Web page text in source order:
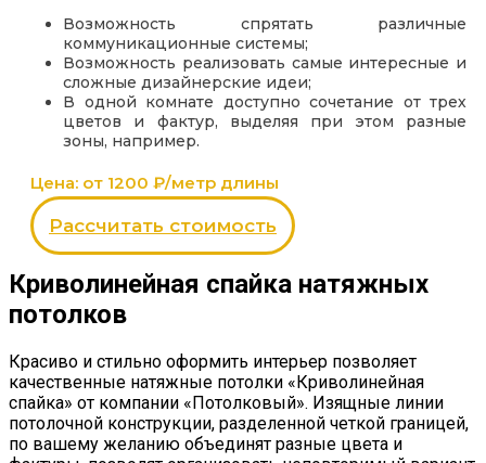
Возможность спрятать различные
коммуникационные системы;
Возможность реализовать самые интересные и
сложные дизайнерские идеи;
В одной комнате доступно сочетание от трех
цветов и фактур, выделяя при этом разные
зоны, например.
Цена: от 1200 ₽/метр длины
Рассчитать стоимость
Криволинейная спайка натяжных
потолков
Красиво и стильно оформить интерьер позволяет
качественные натяжные потолки «Криволинейная
спайка» от компании «Потолковый». Изящные линии
потолочной конструкции, разделенной четкой границей,
по вашему желанию объединят разные цвета и